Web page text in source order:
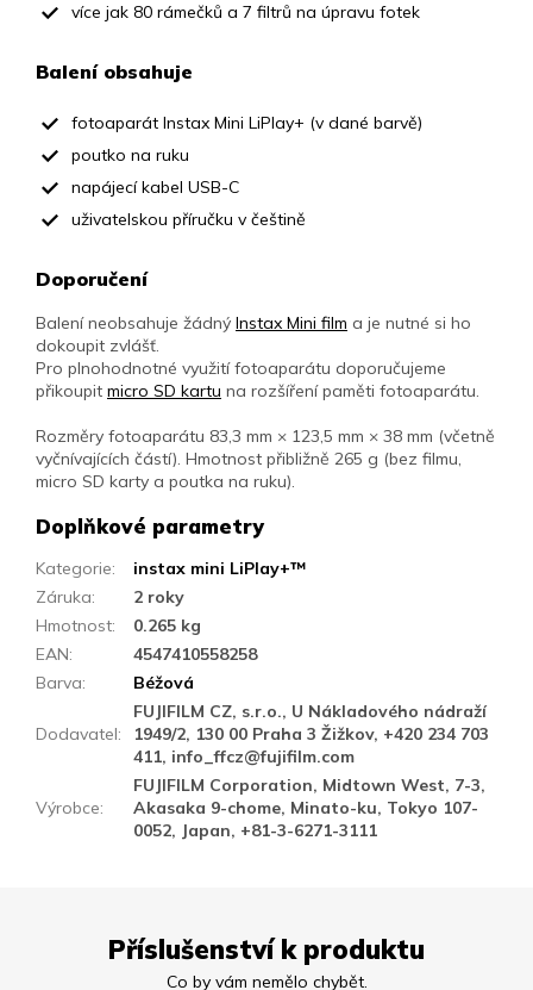
Příslušenství k produktu
více jak 80 rámečků a 7 filtrů na úpravu fotek
Balení obsahuje
fotoaparát Instax Mini LiPlay+ (v dané barvě)
poutko na ruku
napájecí kabel USB-C
uživatelskou příručku v češtině
Doporučení
Balení neobsahuje žádný Instax Mini film a je nutné si ho
dokoupit zvlášť.
Pro plnohodnotné využití fotoaparátu doporučujeme
přikoupit micro SD kartu na rozšíření paměti fotoaparátu.
Rozměry fotoaparátu 83,3 mm × 123,5 mm × 38 mm (včetně
vyčnívajících částí). Hmotnost přibližně 265 g (bez filmu,
micro SD karty a poutka na ruku).
Doplňkové parametry
Kategorie:
instax mini LiPlay+™
Záruka:
2 roky
Hmotnost:
0.265 kg
EAN:
4547410558258
Barva: Béžová
Dodavatel:
FUJIFILM CZ, s.r.o., U Nákladového nádraží
1949/2, 130 00 Praha 3 Žižkov, +420 234 703
411, info_ffcz@fujifilm.com
Výrobce:
FUJIFILM Corporation, Midtown West, 7-3,
Akasaka 9-chome, Minato-ku, Tokyo 107-
0052, Japan, +81-3-6271-3111